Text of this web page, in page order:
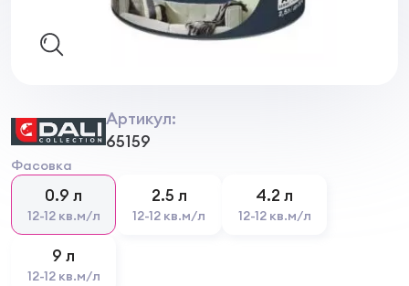
Артикул:
65159
Фасовка
0.9 л
12-12 кв.м/л
2.5 л
12-12 кв.м/л
4.2 л
12-12 кв.м/л
9 л
12-12 кв.м/л